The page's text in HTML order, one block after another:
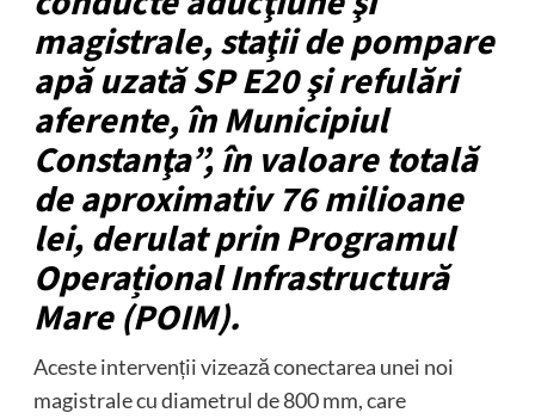
magistrale, staţii de pompare
apă uzată SP E20 şi refulări
aferente, în Municipiul
Constanţa”, în valoare totală
de aproximativ 76 milioane
lei, derulat prin Programul
Operațional Infrastructură
Mare (POIM).
Aceste intervenții vizează conectarea unei noi
magistrale cu diametrul de 800 mm, care